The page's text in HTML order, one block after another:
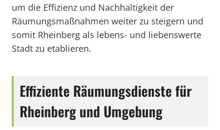
um die Effizienz und Nachhaltigkeit der
Räumungsmaßnahmen weiter zu steigern und
somit Rheinberg als lebens- und liebenswerte
Stadt zu etablieren.
Effiziente Räumungsdienste für
Rheinberg und Umgebung